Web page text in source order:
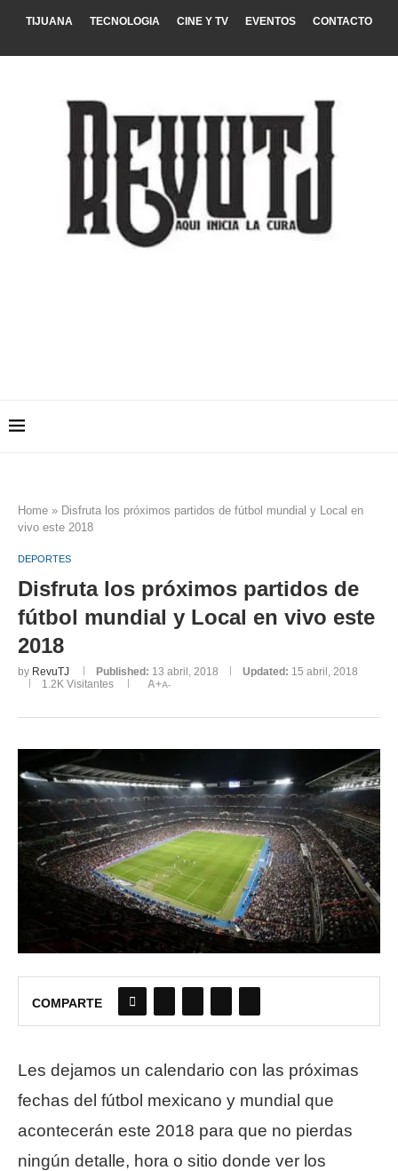
TIJUANA TECNOLOGIA CINE Y TV EVENTOS CONTACTO
Home » Disfruta los próximos partidos de fútbol mundial y Local en
vivo este 2018
DEPORTES
Disfruta los próximos partidos de
fútbol mundial y Local en vivo este
2018
by RevuTJ Published: 13 abril, 2018 Updated: 15 abril, 2018
1.2K Visitantes A+A-
COMPARTE
Les dejamos un calendario con las próximas
fechas del fútbol mexicano y mundial que
acontecerán este 2018 para que no pierdas
ningún detalle, hora o sitio donde ver los